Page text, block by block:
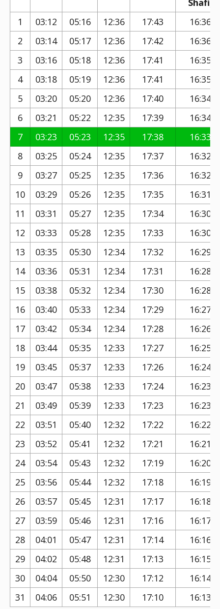
Shafi)
1
03:12 05:16 12:36 17:43
16:36
2
03:14 05:17 12:36 17:42
16:36
3
03:16 05:18 12:36 17:41
16:35
4
03:18 05:19 12:36 17:41
16:35
5
03:20 05:20 12:36 17:40
16:34
6
03:21 05:22 12:35 17:39
16:34
7
03:23 05:23 12:35 17:38
16:33
8
03:25 05:24 12:35 17:37
16:32
9
03:27 05:25 12:35 17:36
16:32
10
03:29 05:26 12:35 17:35
16:31
11
03:31 05:27 12:35 17:34
16:30
12
03:33 05:28 12:35 17:33
16:30
13
03:35 05:30 12:34 17:32
16:29
14
03:36 05:31 12:34 17:31
16:28
15
03:38 05:32 12:34 17:30
16:28
16
03:40 05:33 12:34 17:29
16:27
17
03:42 05:34 12:34 17:28
16:26
18
03:44 05:35 12:33 17:27
16:25
19
03:45 05:37 12:33 17:26
16:24
20
03:47 05:38 12:33 17:24
16:23
21
03:49 05:39 12:33 17:23
16:23
22
03:51 05:40 12:32 17:22
16:22
23
03:52 05:41 12:32 17:21
16:21
24
03:54 05:43 12:32 17:19
16:20
25
03:56 05:44 12:32 17:18
16:19
26
03:57 05:45 12:31 17:17
16:18
27
03:59 05:46 12:31 17:16
16:17
28
04:01 05:47 12:31 17:14
16:16
29
04:02 05:48 12:31 17:13
16:15
30
04:04 05:50 12:30 17:12
16:14
31
04:06 05:51 12:30 17:10 16:13